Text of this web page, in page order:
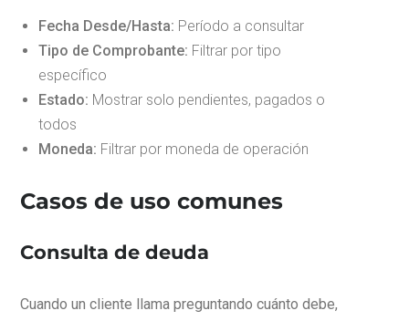
Fecha Desde/Hasta: Período a consultar
Tipo de Comprobante: Filtrar por tipo
específico
Estado: Mostrar solo pendientes, pagados o
todos
Moneda: Filtrar por moneda de operación
Casos de uso comunes
Consulta de deuda
Cuando un cliente llama preguntando cuánto debe,